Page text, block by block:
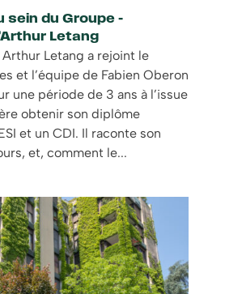
sein du Groupe –
Letang
Letang a rejoint le
et l’équipe de Fabien Oberon
une période de 3 ans à l’issue
obtenir son diplôme
et un CDI. Il raconte son
et, comment le...